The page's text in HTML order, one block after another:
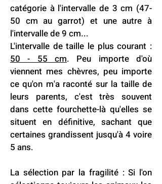
catégorie à l'intervalle de 3 cm (47-
50 cm au garrot) et une autre à
l'intervalle de 9 cm...
L'intervalle de taille le plus courant :
50 - 55 cm. Peu importe d'où
viennent mes chèvres, peu importe
ce qu'on m'a raconté sur la taille de
leurs parents, c'est très souvent
dans cette fourchette-là qu'elles se
situent en définitive, sachant que
certaines grandissent jusqu'à 4 voire
5 ans.
La sélection par la fragilité : Si l'on